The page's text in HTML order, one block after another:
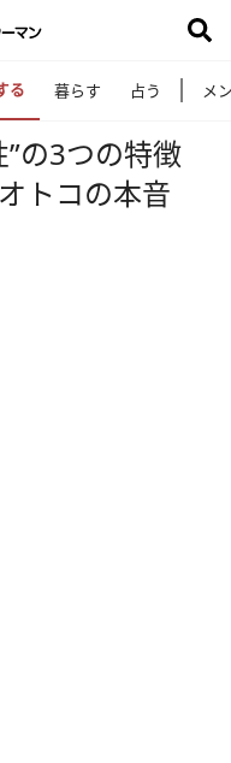
る 暮らす 占う メ
”の3つの特徴
トコの本音